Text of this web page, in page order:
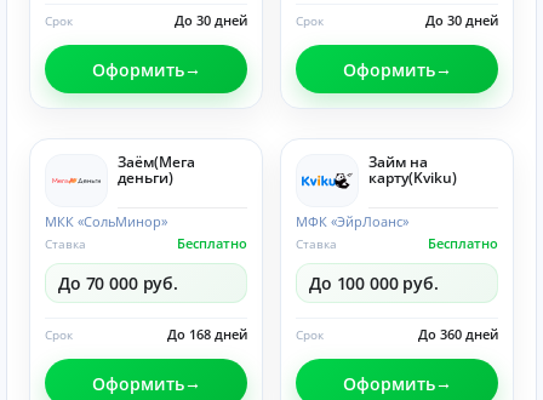
До 30 дней
Срок
Оформить
До 30 дней
Срок
Оформить
Заём(Мега
деньги)
МКК «СольМинор»
Бесплатно
Ставка
До 70 000 руб.
До 168 дней
Срок
Оформить
Займ на
карту(Kviku)
МФК «ЭйрЛоанс»
Бесплатно
Ставка
До 100 000 руб.
До 360 дней
Срок
Оформить